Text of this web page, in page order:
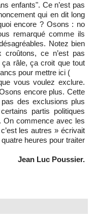
enfants". Ce n’est pas
qui en dit long
encore ? Osons : no
remarqué comme ils
Notez bien
ce n’est pas
râle, ça croit que tout
pour mettre ici (
exclure.
encore plus. Cette
des exclusions plus
partis politiques
On commence avec les
les autres » écrivait
heures pour traiter
Jean Luc Poussier.